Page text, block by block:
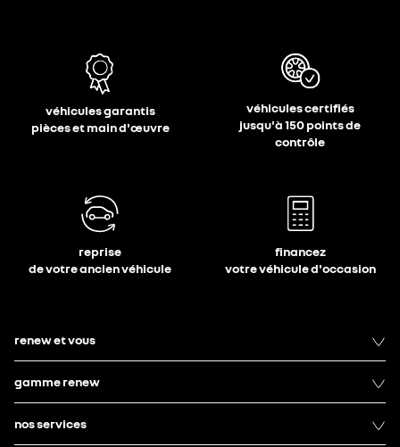
véhicules garantis
pièces et main d'œuvre
véhicules certifiés
jusqu'à 150 points de
contrôle
reprise
de votre ancien véhicule
financez
votre véhicule d'occasion
renew et vous
gamme renew
nos services